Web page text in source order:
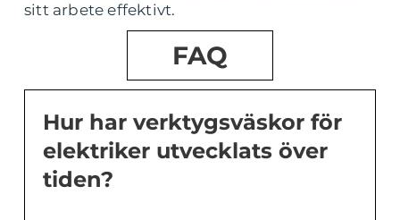
sitt arbete effektivt.
FAQ
Hur har verktygsväskor för
elektriker utvecklats över
tiden?